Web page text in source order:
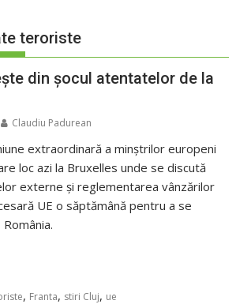
teroriste
din şocul atentatelor de la
Claudiu Padurean
extraordinară a minştrilor europeni
loc azi la Bruxelles unde se discută
externe şi reglementarea vânzărilor
UE o săptămână pentru a se
, Franta, stiri Cluj, ue